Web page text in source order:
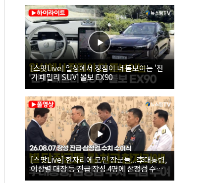
[스팟Live] 일상에서 장점이 더 돋보이는 '전
기 패밀리 SUV' 볼보 EX90
[스팟Live] 한자리에 모인 장군들...李대통령,
이상렬 대장 등 진급 장성 4명에 삼정검 수치
직접 수여｜26.08.07 장성 진급·삼정검 수치